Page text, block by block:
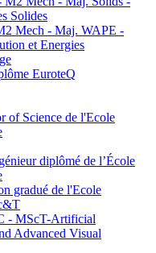
Solides
Mech - Maj. WAPE -
et Energies
EuroteQ
of Science de l'Ecole
diplômé de l’École
gradué de l'Ecole
- MScT-Artificial
Advanced Visual